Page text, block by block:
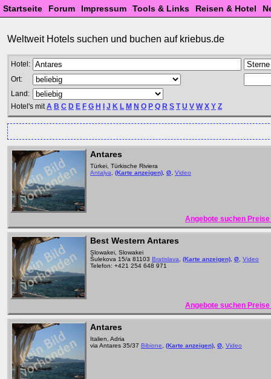
Startseite Forum Impressum Tools & Links Reisen & Hotel
Weltweit Hotels suchen und buchen auf kriebus.de
Hotel:
Ort:
Land:
Hotel's mitA B C D E F G H J K L M N O P Q R S T U V W X Y Z
Antares
Türkei, Türkische Riviera
Antalya
(Karte anzeigen) Ø Video
Angebote suchen
Best Western Antares
Slowakei, Slowakei
Šulekova 15/a 81103 Bratislava (Karte anzeigen) Ø Video
Telefon: +421 254 648 971
Angebote suchen
Antares
Italien, Adria
via Antares 35/37 Bibione (Karte anzeigen) Ø Video